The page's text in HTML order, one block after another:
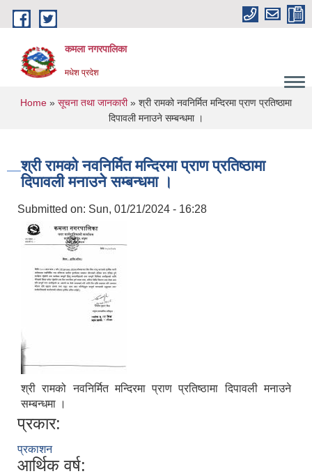
Skip to main content
कमला नगरपालिका
मधेश प्रदेश
You are here
Home » सूचना तथा जानकारी» श्री रामको नवनिर्मित मन्दिरमा प्राण प्रतिष्ठामा
दिपावली मनाउने सम्बन्धमा ।
श्री रामको नवनिर्मित मन्दिरमा प्राण प्रतिष्ठामा
दिपावली मनाउने सम्बन्धमा ।
Submitted on: Sun, 01/21/2024 - 16:28
श्री रामको नवनिर्मित मन्दिरमा प्राण प्रतिष्ठामा दिपावली मनाउने
सम्बन्धमा ।
प्रकार:
प्रकाशन
आर्थिक वर्ष: